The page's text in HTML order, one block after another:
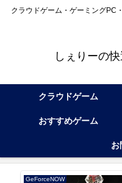
クラウドゲーム・ゲーミングPC
しぇりーの
クラウドゲーム
おすすめゲーム
お
GeForceNOW